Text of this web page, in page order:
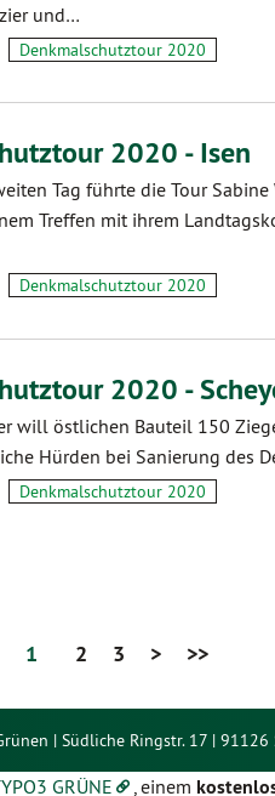
und…
Denkmalschutztour 2020
2020 - Isen
Tag führte die Tour
Treffen mit ihrem
Denkmalschutztour 2020
2020 -
will östlichen Bauteil 150
Hürden bei Sanierung des
Denkmalschutztour 2020
1 2 3 > >>
| Südliche Ringstr. 17 |
GRÜNE , einem